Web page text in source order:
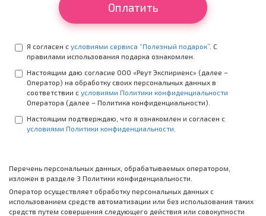
Оплатить
Я согласен с условиями сервиса “Полезный подарок” . C
правилами использования подарка ознакомлен.
Настоящим даю согласие ООО «Реут Экспириенс» (далее –
Оператор) на обработку своих персональных данных в
соответствии с условиями Политики конфиденциальности
Оператора (далее – Политика конфиденциальности).
Настоящим подтверждаю, что я ознакомлен и согласен с
условиями Политики конфиденциальности
Перечень персональных данных, обрабатываемых оператором,
изложен в разделе 3 Политики конфиденциальности.
Оператор осуществляет обработку персональных данных с
использованием средств автоматизации или без использования таких
средств путем совершения следующего действия или совокупности